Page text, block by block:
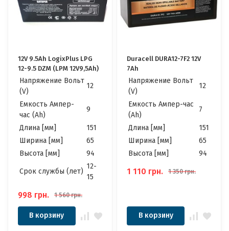
12V 9.5Ah LogixPlus LPG
12-9.5 DZM (LPM 12V9,5Ah)
Напряжение Вольт
(V)
12
Емкость Ампер-
час (Ah)
9
Длина [мм]
151
Ширина [мм]
65
Высота [мм]
94
Cрок службы (лет)
12-
15
998 грн. 1 560 грн.
В корзину
Duracell DURA12-7F2 12V
7Ah
Напряжение Вольт
(V)
12
Емкость Ампер-час
(Ah)
7
Длина [мм]
151
Ширина [мм]
65
Высота [мм]
94
1 110 грн. 1 350 грн.
В корзину